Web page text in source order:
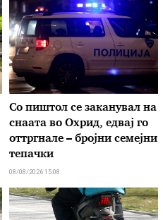
Со пиштол се заканувал на
снаата во Охрид, едвај го
оттргнале – бројни семејни
тепачки
08/08/2026 15:08